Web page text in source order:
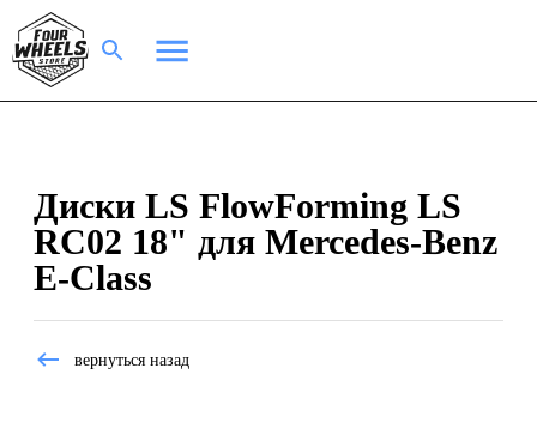
Диски LS FlowForming LS
RC02 18" для Mercedes-Benz
E-Class
вернуться назад